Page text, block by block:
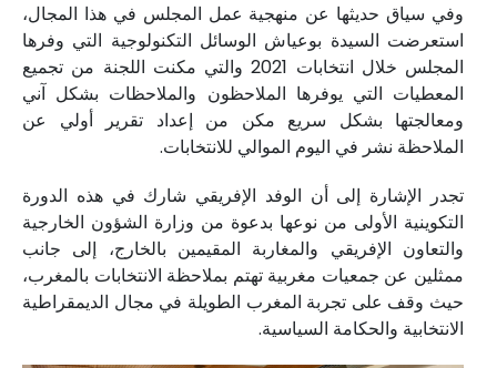
وفي سياق حديثها عن منهجية عمل المجلس في هذا المجال،
استعرضت السيدة بوعياش الوسائل التكنولوجية التي وفرها
المجلس خلال انتخابات 2021 والتي مكنت اللجنة من تجميع
المعطيات التي يوفرها الملاحظون والملاحظات بشكل آني
ومعالجتها بشكل سريع مكن من إعداد تقرير أولي عن
الملاحظة نشر في اليوم الموالي للانتخابات.
تجدر الإشارة إلى أن الوفد الإفريقي شارك في هذه الدورة
التكوينية الأولى من نوعها بدعوة من وزارة الشؤون الخارجية
والتعاون الإفريقي والمغاربة المقيمين بالخارج، إلى جانب
ممثلين عن جمعيات مغربية تهتم بملاحظة الانتخابات بالمغرب،
حيث وقف على تجربة المغرب الطويلة في مجال الديمقراطية
الانتخابية والحكامة السياسية.